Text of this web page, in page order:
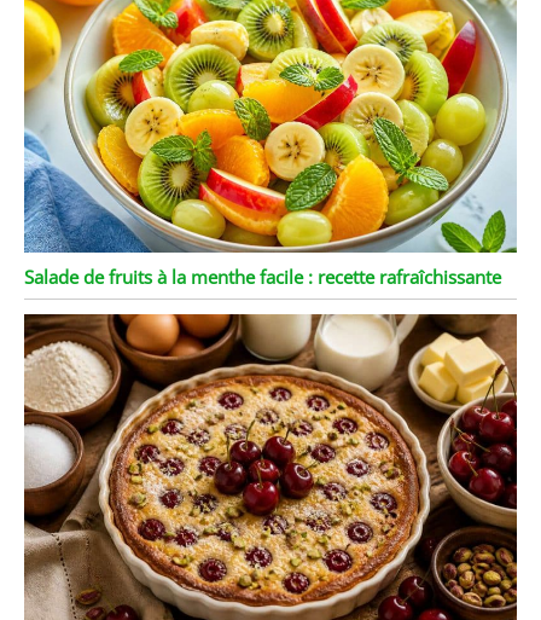
Salade de fruits à la menthe facile : recette rafraîchissante